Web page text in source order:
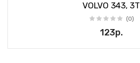
VOLVO 343, 3T
(0)
123р.